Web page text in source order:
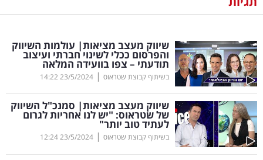
דיגיטל
וטק
שיווק
ופרסום
משפט
שיווק מעצב מציאות| עולמות השיווק
והפרסום ככלי לשינוי חברתי ועיצוב
תודעתי – צפו בוועידה המלאה
בשיתוף קבוצת שטראוס |
23/5/2024
14:22
שיווק מעצב מציאות| סמנכ"ל השיווק
של שטראוס: "יש לנו אחריות לגרום
לעתיד טוב יותר"
בשיתוף קבוצת שטראוס |
23/5/2024
12:24